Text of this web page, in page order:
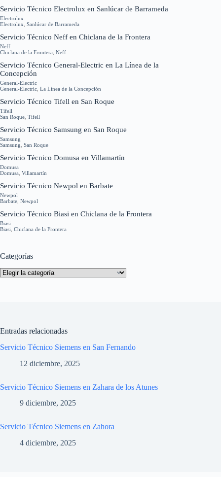
Servicio Técnico Electrolux en Sanlúcar de Barrameda
Electrolux
Electrolux Sanlúcar de Barrameda
Servicio Técnico Neff en Chiclana de la Frontera
Neff
Chiclana de la Frontera Neff
Servicio Técnico General-Electric en La Línea de la
Concepción
General-Electric
General-Electric La Línea de la Concepción
Servicio Técnico Tifell en San Roque
Tifell
San Roque Tifell
Servicio Técnico Samsung en San Roque
Samsung
Samsung San Roque
Servicio Técnico Domusa en Villamartín
Domusa
Domusa Villamartín
Servicio Técnico Newpol en Barbate
Newpol
Barbate Newpol
Servicio Técnico Biasi en Chiclana de la Frontera
Biasi
Biasi Chiclana de la Frontera
Categorías
Categorías
Entradas relacionadas
Servicio Técnico Siemens en San Fernando
12 diciembre, 2025
Servicio Técnico Siemens en Zahara de los Atunes
9 diciembre, 2025
Servicio Técnico Siemens en Zahora
4 diciembre, 2025